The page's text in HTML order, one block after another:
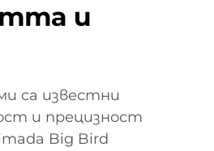
и
са известни
и прецизност
Big Bird